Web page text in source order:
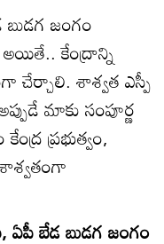
బుడగ జంగం
అయితే.. కేంద్రాన్ని
చేర్చాలి. శాశ్వత ఎస్పీ
మాకు సంపూర్ణ
ప్రభుత్వం,
ఏపీ బేడ బుడగ జంగం